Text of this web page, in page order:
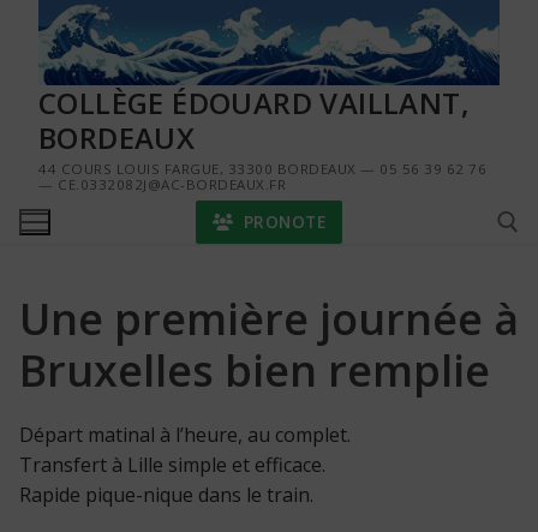
contenu
COLLÈGE ÉDOUARD VAILLANT,
BORDEAUX
44 COURS LOUIS FARGUE, 33300 BORDEAUX — 05 56 39 62 76
— CE.0332082J@AC-BORDEAUX.FR
PRONOTE
Rechercher :
Une première journée à
Bruxelles bien remplie
Départ matinal à l’heure, au complet.
Transfert à Lille simple et efficace.
Rapide pique-nique dans le train.